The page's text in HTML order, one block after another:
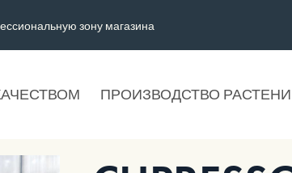
зону магазина
ПРОИЗВОДСТВО